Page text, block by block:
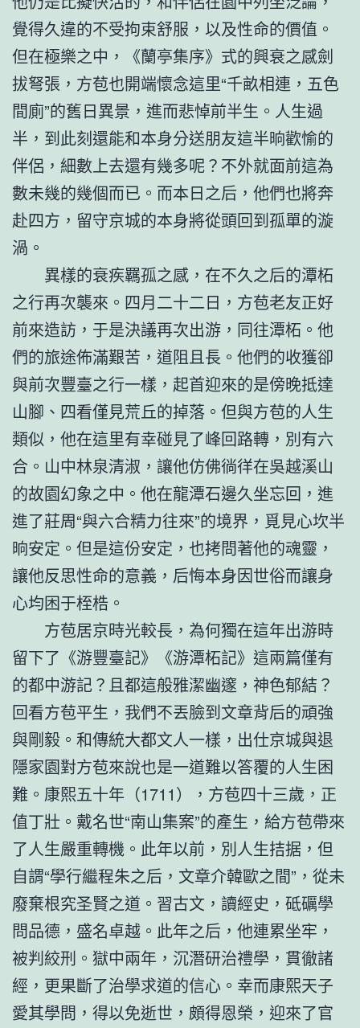
覺得久違的不受拘束舒服，以及性命的價值。
但在極樂之中，《蘭亭集序》式的興衰之感劍
拔弩張，方苞也開端懷念這里“千畝相連，五色
間廁”的舊日異景，進而悲悼前半生。人生過
半，到此刻還能和本身分送朋友這半晌歡愉的
伴侶，細數上去還有幾多呢？不外就面前這為
數未幾的幾個而已。而本日之后，他們也將奔
赴四方，留守京城的本身將從頭回到孤單的漩
渦。
異樣的衰疾羈孤之感，在不久之后的潭柘
之行再次襲來。四月二十二日，方苞老友正好
前來造訪，于是決議再次出游，同往潭柘。他
們的旅途佈滿艱苦，道阻且長。他們的收獲卻
與前次豐臺之行一樣，起首迎來的是傍晚抵達
山腳、四看僅見荒丘的掉落。但與方苞的人生
類似，他在這里有幸碰見了峰回路轉，別有六
合。山中林泉清淑，讓他仿佛徜徉在吳越溪山
的故園幻象之中。他在龍潭石邊久坐忘回，進
進了莊周“與六合精力往來”的境界，覓見心坎半
晌安定。但是這份安定，也拷問著他的魂靈，
讓他反思性命的意義，后悔本身因世俗而讓身
心均困于桎梏。
方苞居京時光較長，為何獨在這年出游時
留下了《游豐臺記》《游潭柘記》這兩篇僅有
的都中游記？且都這般雅潔幽邃，神色郁結？
回看方苞平生，我們不丟臉到文章背后的頑強
與剛毅。和傳統大都文人一樣，出仕京城與退
隱家園對方苞來說也是一道難以答覆的人生困
難。康熙五十年（1711），方苞四十三歲，正
值丁壯。戴名世“南山集案”的產生，給方苞帶來
了人生嚴重轉機。此年以前，別人生拮据，但
自謂“學行繼程朱之后，文章介韓歐之間”，從未
廢棄根究圣賢之道。習古文，讀經史，砥礪學
問品德，盛名卓越。此年之后，他連累坐牢，
被判絞刑。獄中兩年，沉潛研治禮學，貫徹諸
經，更果斷了治學求道的信心。幸而康熙天子
愛其學問，得以免逝世，頗得恩榮，迎來了官